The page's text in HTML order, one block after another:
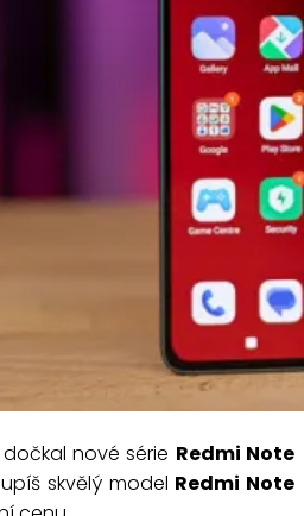
dočkal nové série Redmi Note
skvělý model Redmi Note